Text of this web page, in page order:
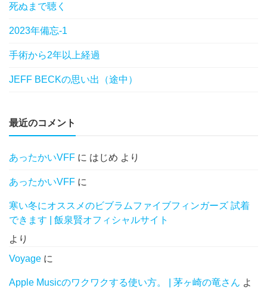
死ぬまで聴く
2023年備忘-1
手術から2年以上経過
JEFF BECKの思い出（途中）
最近のコメント
あったかいVFF に はじめ より
あったかいVFF に
寒い冬にオススメのビブラムファイブフィンガーズ 試着
できます | 飯泉賢オフィシャルサイト
より
Voyage に
Apple Musicのワクワクする使い方。 | 茅ヶ崎の竜さん よ